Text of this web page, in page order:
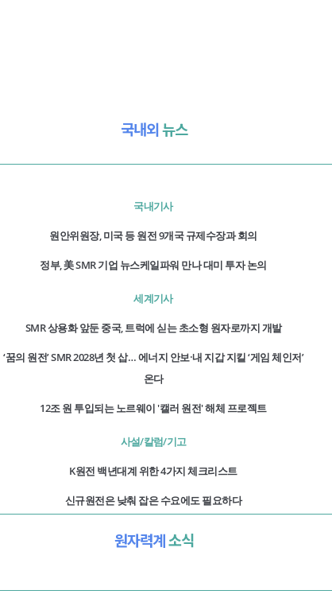
국내외 뉴스
국내기사
원안위원장, 미국 등 원전 9개국 규제수장과 회의
정부, 美 SMR 기업 뉴스케일파워 만나 대미 투자 논의
세계기사
SMR 상용화 앞둔 중국, 트럭에 싣는 초소형 원자로까지 개발
‘꿈의 원전’ SMR 2028년 첫 삽… 에너지 안보·내 지갑 지킬 ‘게임 체인저’
온다
12조 원 투입되는 노르웨이 '캘러 원전' 해체 프로젝트
사설/칼럼/기고
K원전 백년대계 위한 4가지 체크리스트
신규원전은 낮춰 잡은 수요에도 필요하다
원자력계소식